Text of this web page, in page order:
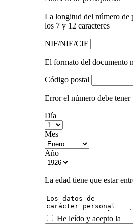
La longitud del número de
los 7 y 12 caracteres
NIF/NIE/CIF
El formato del documento
Código postal
Error el número debe tener
Día
Mes
Año
La edad tiene que estar
He leído y acepto la